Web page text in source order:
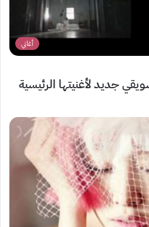
أغاني
جديد لأغنيتها الرئيسية